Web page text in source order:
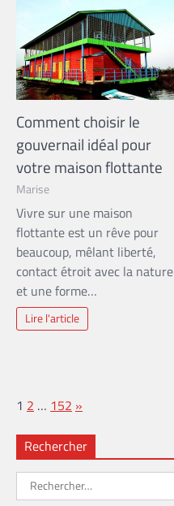
Comment choisir le
gouvernail idéal pour
votre maison flottante
Marise
Vivre sur une maison
flottante est un rêve pour
beaucoup, mêlant liberté,
contact étroit avec la nature
et une forme…
Lire l'article
Page:
1 2 … 152 Next
»
Rechercher
Rechercher :